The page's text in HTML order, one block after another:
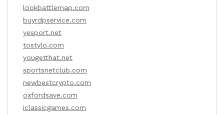
lookbattlemap.com
buyrdpservice.com
yesport.net
tostylo.com
yougetthat.net
sportsnetclub.com
newbestcrypto.com
oxfordsave.com
iclassicgames.com